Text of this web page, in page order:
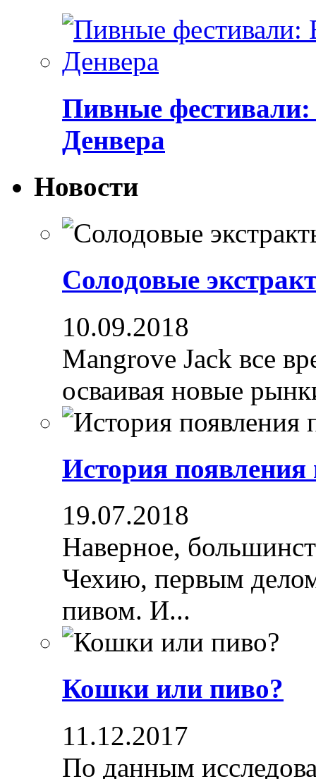
Пивные фестивали:
Денвера
Новости
Солодовые
10.09.2018
Mangrove Jack все
осваивая новые
История появления
19.07.2018
Наверное,
Чехию, первым
пивом. И...
Кошки или пиво?
11.12.2017
По данным